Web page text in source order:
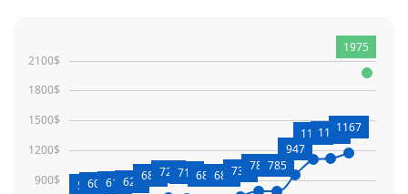
900$
1200$
1500$
1800$
2100$
585601610620689 725716688689731 787785
947
110711161167
1975